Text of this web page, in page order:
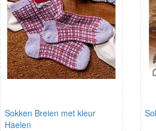
Sokken Breien met kleur
Haelen